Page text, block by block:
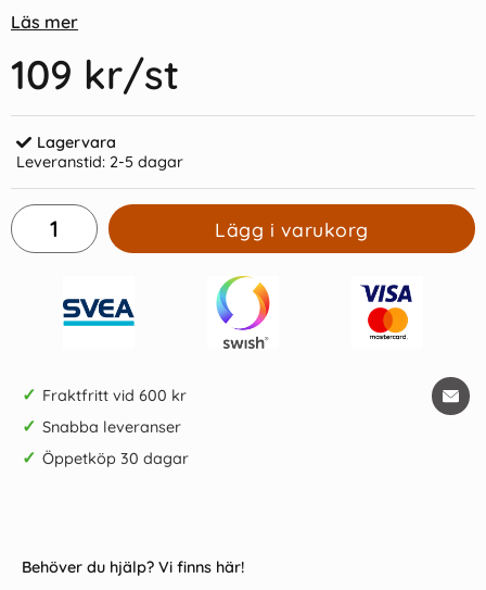
Läs mer
109 kr/st
Lagervara
Leveranstid: 2-5 dagar
Lägg i varukorg
✓ Fraktfritt vid 600 kr
✓ Snabba leveranser
✓ Öppetköp 30 dagar
Behöver du hjälp? Vi finns här!